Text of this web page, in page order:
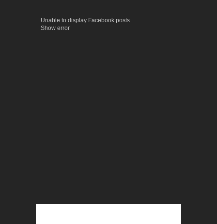
Unable to display Facebook posts.
Show error